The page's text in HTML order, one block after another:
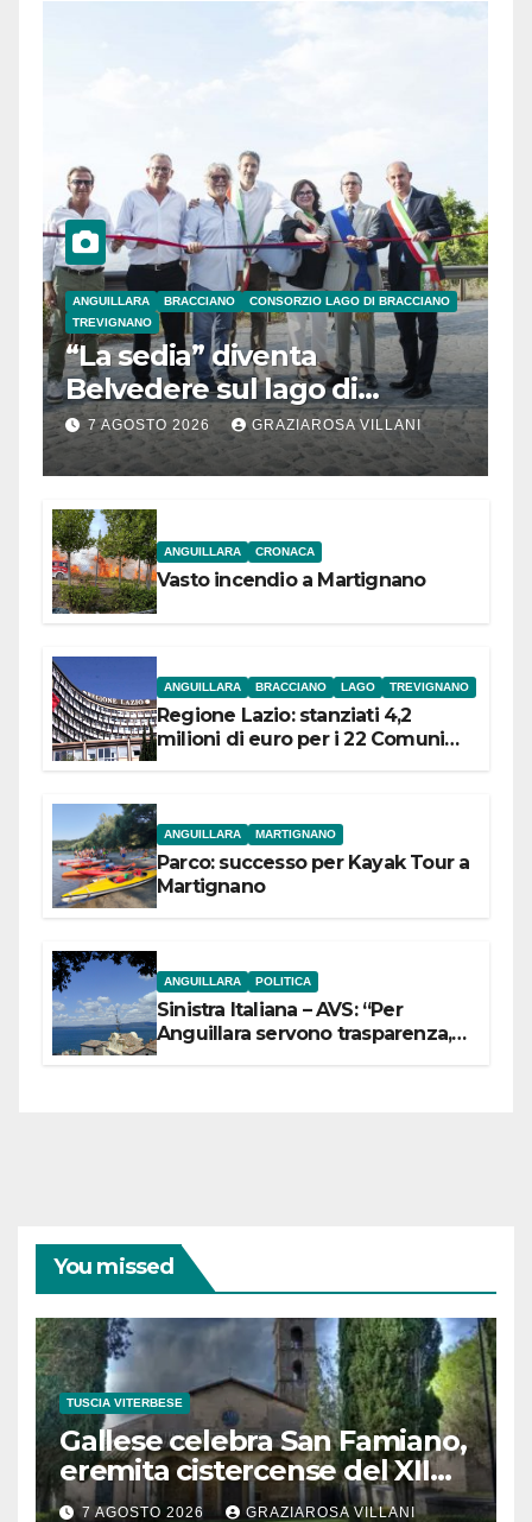
ANGUILLARA BRACCIANO
CONSORZIO LAGO DI BRACCIANO
TREVIGNANO
“La sedia” diventa
Belvedere sul lago di
Bracciano: ieri
l’inaugurazione
7 AGOSTO 2026 GRAZIAROSA VILLANI
ANGUILLARA CRONACA
Vasto incendio a Martignano
ANGUILLARA BRACCIANO LAGO TREVIGNANO
Regione Lazio: stanziati 4,2
milioni di euro per i 22 Comuni
ANGUILLARA MARTIGNANO
Parco: successo per Kayak Tour a
Martignano
ANGUILLARA POLITICA
Sinistra Italiana – AVS: “Per
Anguillara servono trasparenza,
You missed
TUSCIA VITERBESE
Gallese celebra San Famiano,
eremita cistercense del XII
secolo
7 AGOSTO 2026 GRAZIAROSA VILLANI